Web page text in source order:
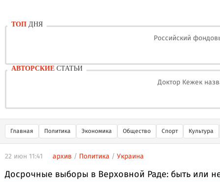
ТОП ДНЯ
Российский
АВТОРСКИЕ СТАТЬИ
Доктор Кежек
Главная Политика Экономика Общество Спорт Культура
22 июн 11:41 архив / Политика / Украина
Досрочные выборы в Верховной Раде: быть или